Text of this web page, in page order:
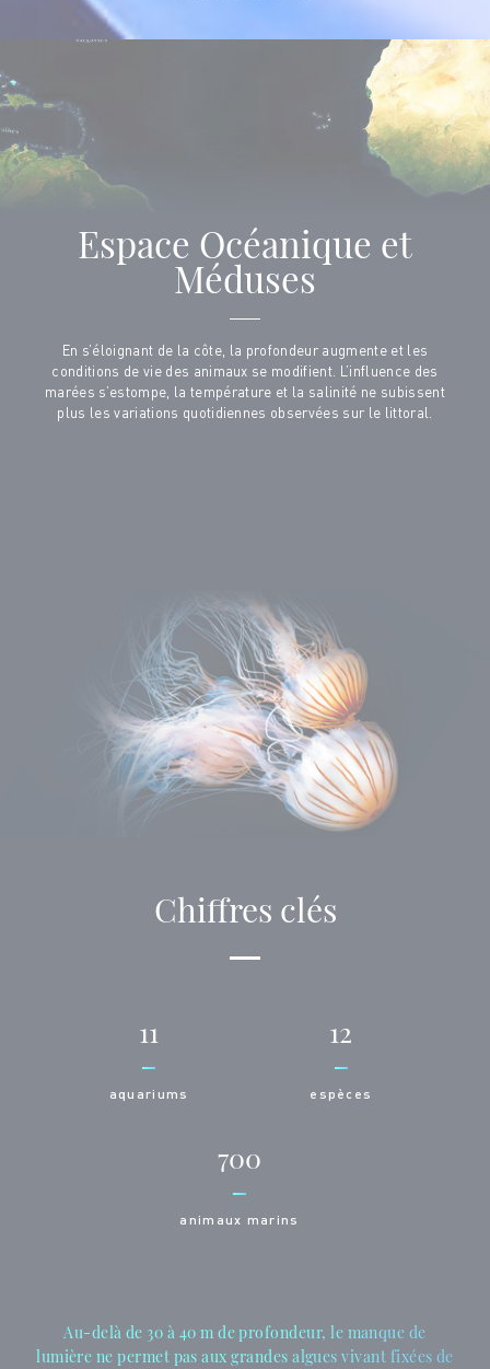
Espace Océanique et
Méduses
En s’éloignant de la côte, la profondeur augmente et les
conditions de vie des animaux se modifient. L’influence des
marées s’estompe, la température et la salinité ne subissent
plus les variations quotidiennes observées sur le littoral.
Chiffres clés
11
aquariums
12
espèces
700
animaux marins
Au-delà de 30 à 40 m de profondeur, le manque de
lumière ne permet pas aux grandes algues vivant fixées de